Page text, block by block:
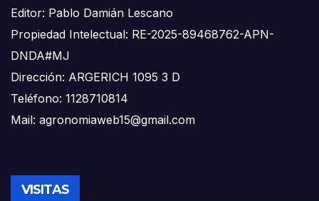
Editor: Pablo Damián Lescano
Propiedad Intelectual: RE-2025-89468762-APN-
DNDA#MJ
Dirección: ARGERICH 1095 3 D
Teléfono: 1128710814
Mail: agronomiaweb15@gmail.com
VISITAS